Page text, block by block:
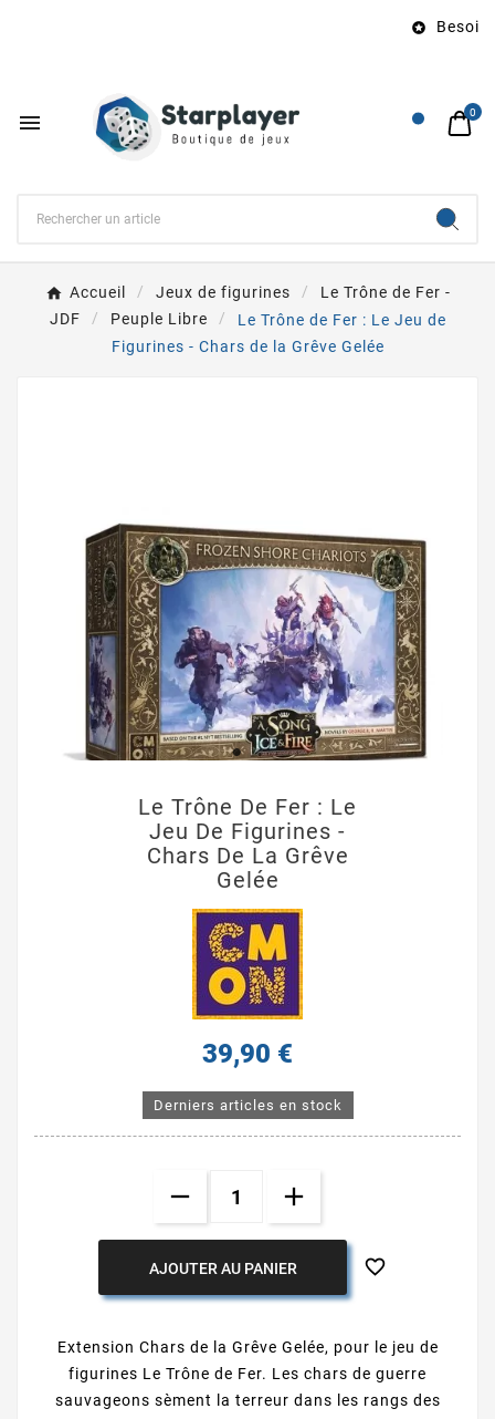
 Besoin
 0
Accueil Jeux de figurines
Le Trône de Fer -
JDF
Peuple Libre
Le Trône de Fer : Le Jeu de
Figurines - Chars de la Grêve Gelée
Le Trône De Fer : Le
Jeu De Figurines -
Chars De La Grêve
Gelée
39,90 €
Derniers articles en stock
AJOUTER AU PANIER 
Extension Chars de la Grêve Gelée, pour le jeu de
figurines Le Trône de Fer. Les chars de guerre
sauvageons sèment la terreur dans les rangs des